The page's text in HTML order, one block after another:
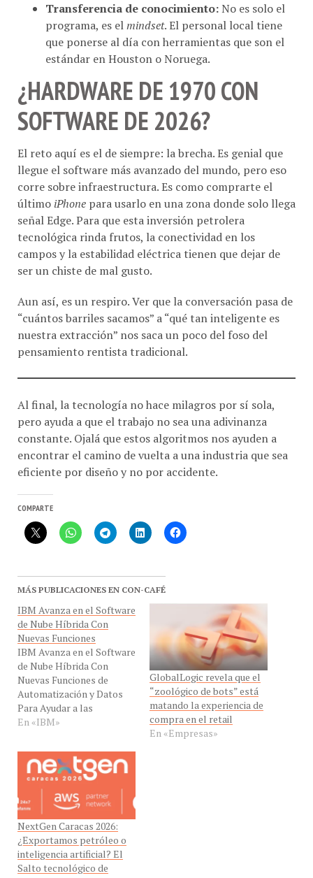
programa, es elmindset. El personal local tiene
que ponerse al día con herramientas que son el
estándar en Houston o Noruega.
¿HARDWARE DE 1970 CON
SOFTWARE DE 2026?
llegue el software más avanzado del mundo, pero eso
corre sobre infraestructura. Es como comprarte el
últimoiPhonepara usarlo en una zona donde solo llega
señal Edge. Para que esta inversión petrolera
tecnológica rinda frutos, la conectividad en los
campos y la estabilidad eléctrica tienen que dejar de
ser un chiste de mal gusto.
“cuántos barriles sacamos” a “qué tan inteligente es
nuestra extracción” nos saca un poco del foso del
pensamiento rentista tradicional.
pero ayuda a que el trabajo no sea una adivinanza
constante. Ojalá que estos algoritmos nos ayuden a
encontrar el camino de vuelta a una industria que sea
eficiente por diseño y no por accidente.
IBM Avanza en el Software
de Nube Híbrida Con
Nuevas Funciones
IBM Avanza en el Software
de Nube Híbrida Con
Nuevas Funciones de
Automatización y Datos
Para Ayudar a las
Empresas a Acelerar las
Transformaciones
En «IBM»
GlobalLogic revela que el
“zoológico de bots” está
matando la experiencia de
compra en el retail
En «Empresas»
NextGen Caracas 2026:
¿Exportamos petróleo o
inteligencia artificial? El
Salto tecnológico de
Escala 24×7 y Dana